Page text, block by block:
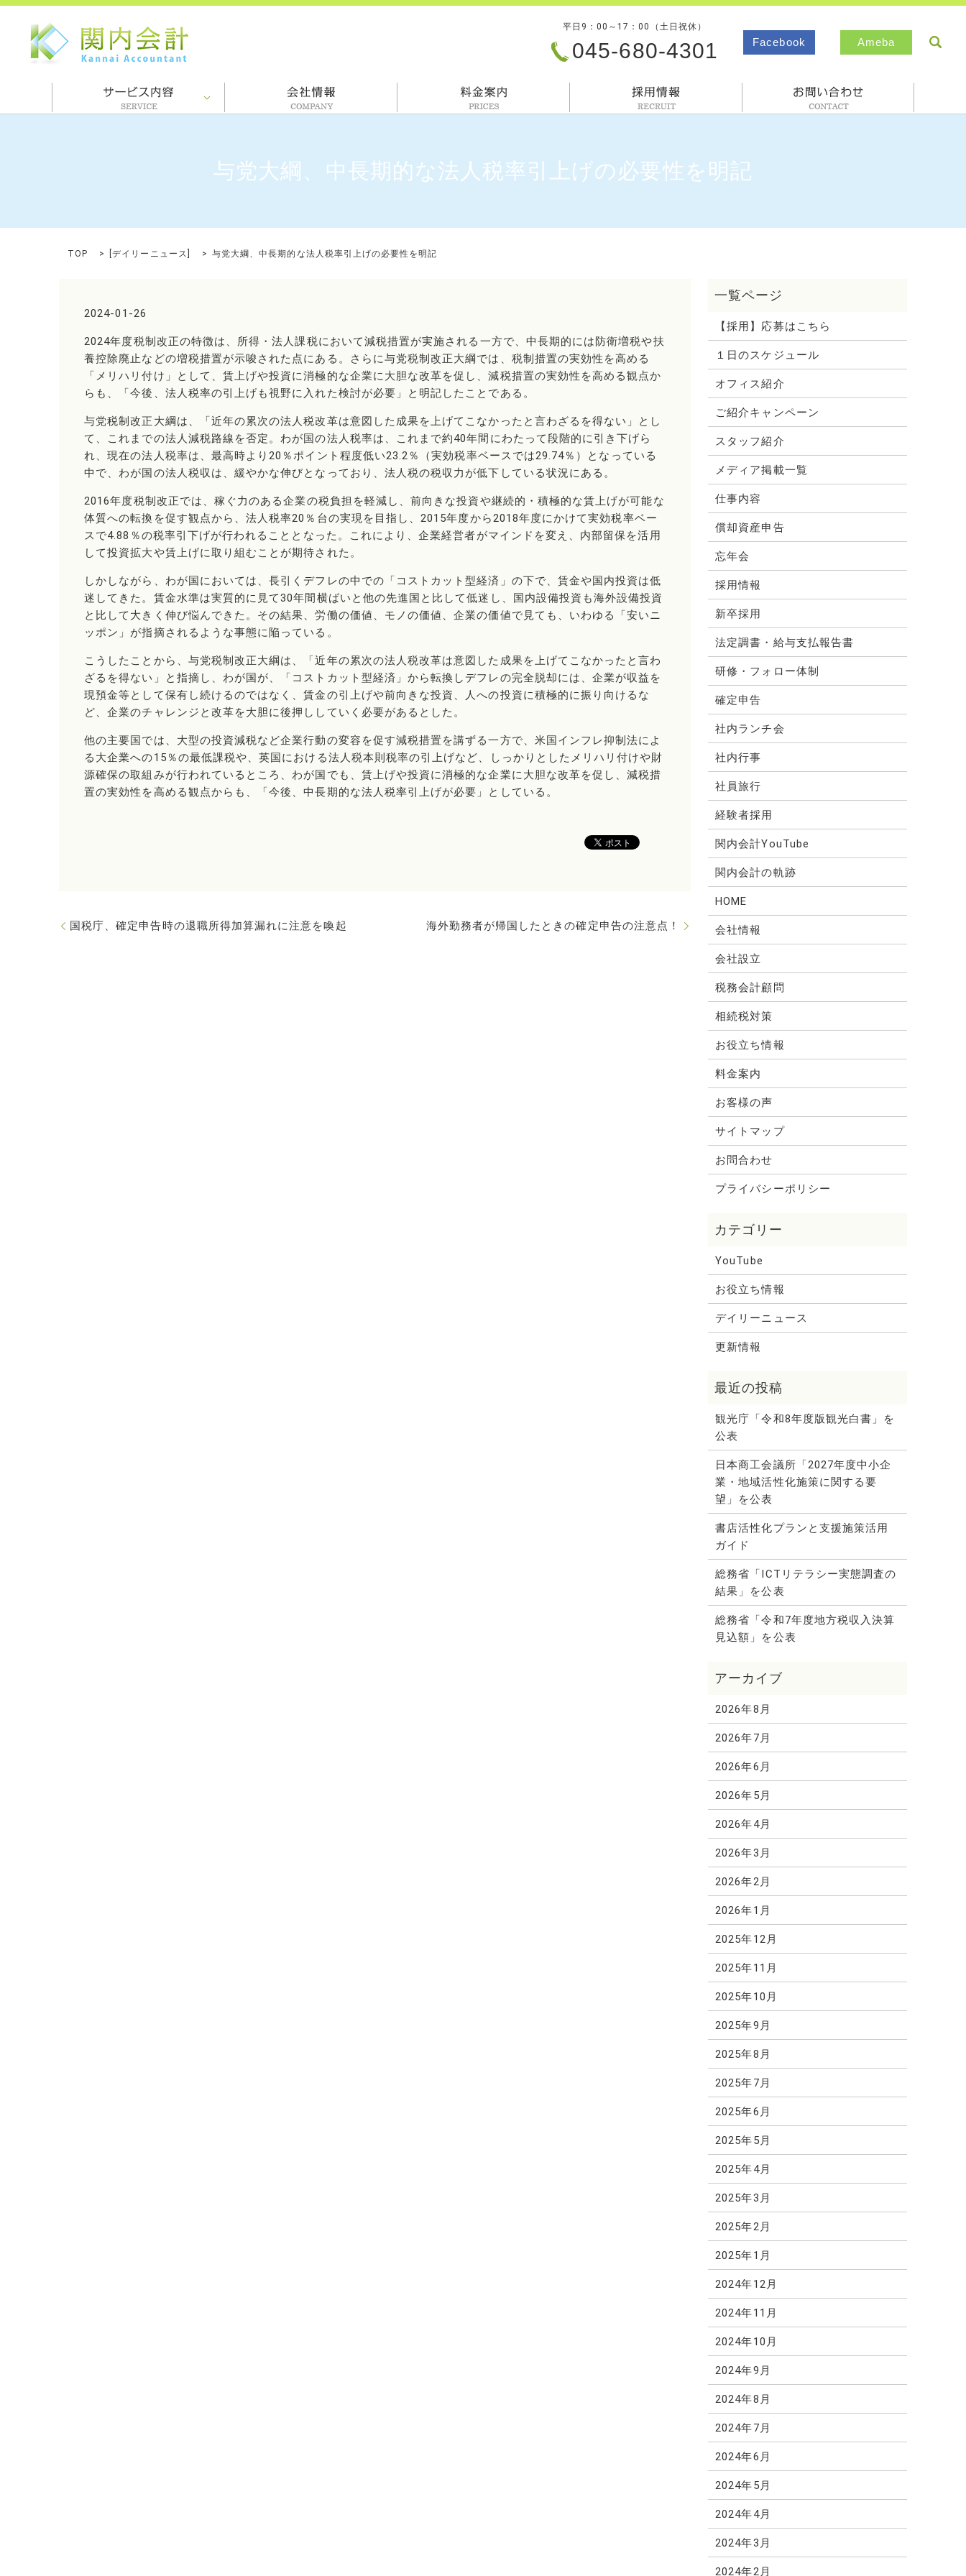
平日9：00～17：00（土日祝休）
045-680-4301 Facebook Ameba
与党大綱、中長期的な法人税率引上げの必要性を明記
TOP [デイリーニュース 与党大綱、中長期的な法人税率引上げの必要性を明記
2024-01-26
2024年度税制改正の特徴は、所得・法人課税において減税措置が実施される一方で、中長期的には防衛増税や扶
養控除廃止などの増税措置が示唆された点にある。さらに与党税制改正大綱では、税制措置の実効性を高める
「メリハリ付け」として、賃上げや投資に消極的な企業に大胆な改革を促し、減税措置の実効性を高める観点か
らも、「今後、法人税率の引上げも視野に入れた検討が必要」と明記したことである。
与党税制改正大綱は、「近年の累次の法人税改革は意図した成果を上げてこなかったと言わざるを得ない」とし
て、これまでの法人減税路線を否定。わが国の法人税率は、これまで約40年間にわたって段階的に引き下げら
れ、現在の法人税率は、最高時より20％ポイント程度低い23.2％（実効税率ベースでは29.74％）となっている
中で、わが国の法人税収は、緩やかな伸びとなっており、法人税の税収力が低下している状況にある。
2016年度税制改正では、稼ぐ力のある企業の税負担を軽減し、前向きな投資や継続的・積極的な賃上げが可能な
体質への転換を促す観点から、法人税率20％台の実現を目指し、2015年度から2018年度にかけて実効税率ベー
スで4.88％の税率引下げが行われることとなった。これにより、企業経営者がマインドを変え、内部留保を活用
して投資拡大や賃上げに取り組むことが期待された。
しかしながら、わが国においては、長引くデフレの中での「コストカット型経済」の下で、賃金や国内投資は低
迷してきた。賃金水準は実質的に見て30年間横ばいと他の先進国と比して低迷し、国内設備投資も海外設備投資
と比して大きく伸び悩んできた。その結果、労働の価値、モノの価値、企業の価値で見ても、いわゆる「安いニ
ッポン」が指摘されるような事態に陥っている。
こうしたことから、与党税制改正大綱は、「近年の累次の法人税改革は意図した成果を上げてこなかったと言わ
ざるを得ない」と指摘し、わが国が、「コストカット型経済」から転換しデフレの完全脱却には、企業が収益を
現預金等として保有し続けるのではなく、賃金の引上げや前向きな投資、人への投資に積極的に振り向けるな
ど、企業のチャレンジと改革を大胆に後押ししていく必要があるとした。
他の主要国では、大型の投資減税など企業行動の変容を促す減税措置を講ずる一方で、米国インフレ抑制法によ
る大企業への15％の最低課税や、英国における法人税本則税率の引上げなど、しっかりとしたメリハリ付けや財
源確保の取組みが行われているところ、わが国でも、賃上げや投資に消極的な企業に大胆な改革を促し、減税措
置の実効性を高める観点からも、「今後、中長期的な法人税率引上げが必要」としている。
国税庁、確定申告時の退職所得加算漏れに注意を喚起 海外勤務者が帰国したときの確定申告の注意点！
【採用】応募はこちら
１日のスケジュール
オフィス紹介
ご紹介キャンペーン
スタッフ紹介
メディア掲載一覧
仕事内容
償却資産申告
忘年会
採用情報
新卒採用
法定調書・給与支払報告書
研修・フォロー体制
確定申告
社内ランチ会
社内行事
社員旅行
経験者採用
関内会計YouTube
関内会計の軌跡
HOME
会社情報
会社設立
税務会計顧問
相続税対策
お役立ち情報
料金案内
お客様の声
サイトマップ
お問合わせ
プライバシーポリシー
YouTube
お役立ち情報
デイリーニュース
更新情報
観光庁「令和8年度版観光白書」を
公表
日本商工会議所「2027年度中小企
業・地域活性化施策に関する要
望」を公表
書店活性化プランと支援施策活用
ガイド
総務省「ICTリテラシー実態調査の
結果」を公表
総務省「令和7年度地方税収入決算
見込額」を公表
2026年8月
2026年7月
2026年6月
2026年5月
2026年4月
2026年3月
2026年2月
2026年1月
2025年12月
2025年11月
2025年10月
2025年9月
2025年8月
2025年7月
2025年6月
2025年5月
2025年4月
2025年3月
2025年2月
2025年1月
2024年12月
2024年11月
2024年10月
2024年9月
2024年8月
2024年7月
2024年6月
2024年5月
2024年4月
2024年3月
2024年2月